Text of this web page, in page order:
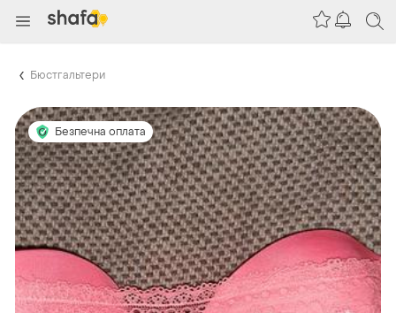
Бюстгальтери
Безпечна оплата